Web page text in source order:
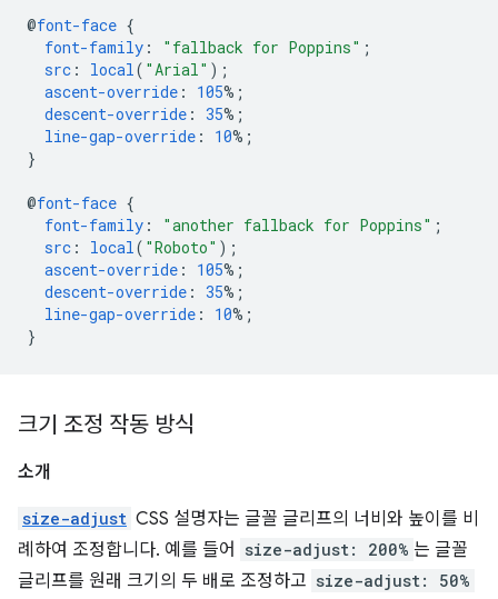
@font-face {
font-family : "fallback for Poppins" ;
src : local( "Arial" );
ascent-override : 105%;
descent-override : 35%;
line-gap-override : 10%;
}
@font-face {
font-family : "another fallback for Poppins" ;
src : local( "Roboto" );
ascent-override : 105%;
descent-override : 35%;
line-gap-override : 10%;
}
크기 조정 작동 방식
소개
size-adjust CSS 설명자는 글꼴 글리프의 너비와 높이를 비
례하여 조정합니다. 예를 들어
size-adjust: 200% 는 글꼴
글리프를 원래 크기의 두 배로 조정하고 size-adjust: 50%